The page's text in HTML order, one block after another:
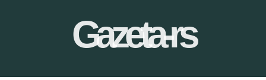
Gazeta-rs